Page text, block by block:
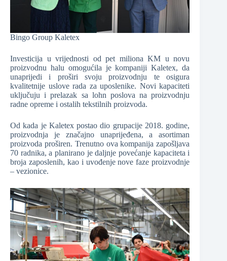
Bingo Group Kaletex
Investicija u vrijednosti od pet miliona KM u novu
proizvodnu halu omogućila je kompaniji Kaletex, da
unaprijedi i proširi svoju proizvodnju te osigura
kvalitetnije uslove rada za uposlenike. Novi kapaciteti
uključuju i prelazak sa lohn poslova na proizvodnju
radne opreme i ostalih tekstilnih proizvoda.
Od kada je Kaletex postao dio grupacije 2018. godine,
proizvodnja je značajno unaprijeđena, a asortiman
proizvoda proširen. Trenutno ova kompanija zapošljava
70 radnika, a planirano je daljnje povećanje kapaciteta i
broja zaposlenih, kao i uvođenje nove faze proizvodnje
– vezionice.